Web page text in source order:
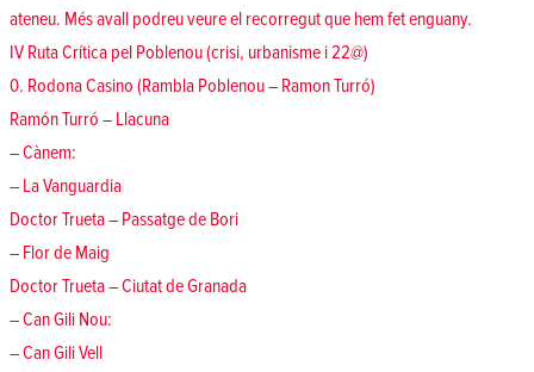
ateneu. Més avall podreu veure el recorregut que hem fet enguany.
IV Ruta Crítica pel Poblenou (crisi, urbanisme i 22@)
0. Rodona Casino (Rambla Poblenou – Ramon Turró)
Ramón Turró – Llacuna
– Cànem:
– La Vanguardia
Doctor Trueta – Passatge de Bori
– Flor de Maig
Doctor Trueta – Ciutat de Granada
– Can Gili Nou:
– Can Gili Vell